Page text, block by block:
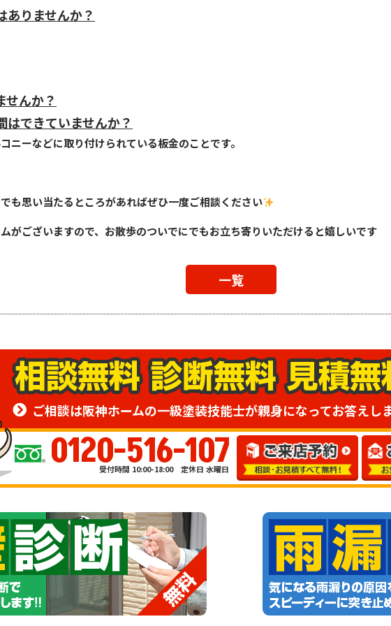
ありませんか？
せんか？
はできていませんか？
ニーなどに取り付けられている板金のことです。
も思い当たるところがあればぜひ一度ご相談ください
がございますので、お散歩のついでにでもお立ち寄りいただけると嬉しいです
一覧
ご相談は阪神ホームの一級塗装技能士が親身になってお答えし
0120-516-107
受付時間 10:00-18:00 定休日 水曜日